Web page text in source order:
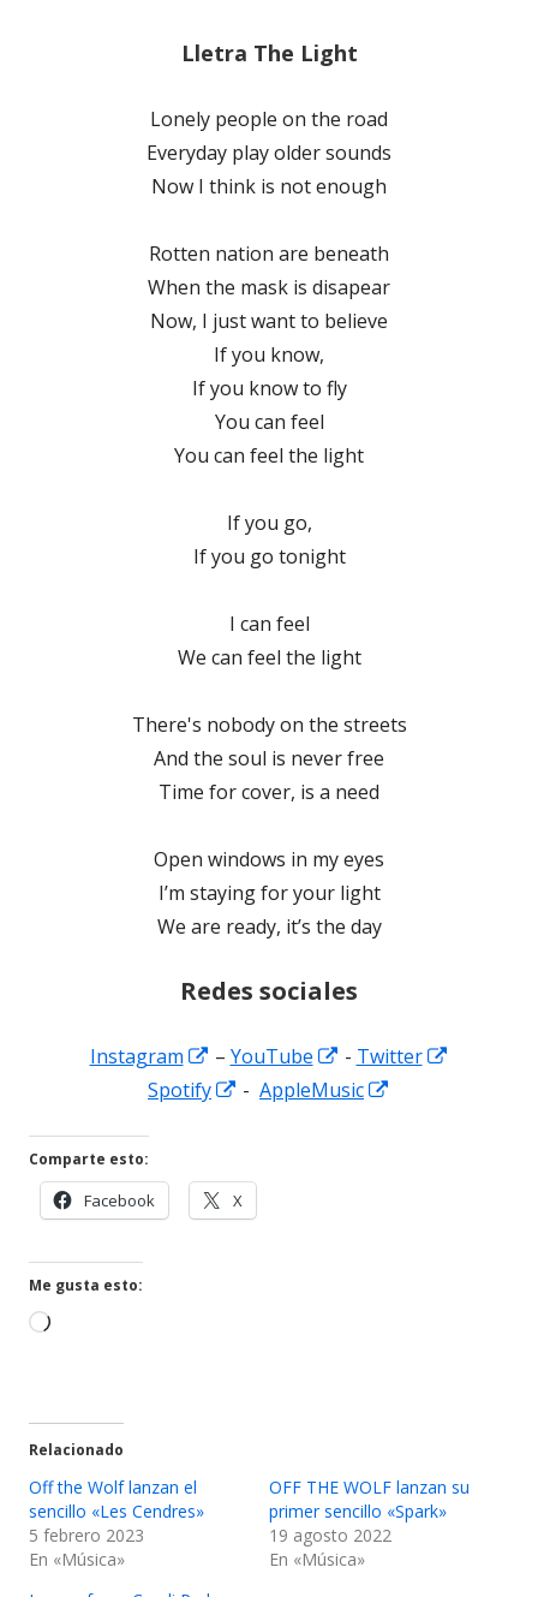
Lletra The Light
Lonely people on the road
Everyday play older sounds
Now I think is not enough
Rotten nation are beneath
When the mask is disapear
Now, I just want to believe
If you know,
If you know to fly
You can feel
You can feel the light
If you go,
If you go tonight
I can feel
We can feel the light
There's nobody on the streets
And the soul is never free
Time for cover, is a need
Open windows in my eyes
I’m staying for your light
We are ready, it’s the day
Redes sociales
Instagram
Abrir
en
nueva
– YouTube
Abrir
en
- Twitter
Spotify
Abrir
ventana
nueva
- AppleMusic
Comparte esto:
Facebook
en
X
en
Me gusta esto:
Cargando...
Relacionado
Off the Wolf lanzan el
sencillo «Les Cendres»
5 febrero 2023
En «Música»
OFF THE WOLF lanzan su
primer sencillo «Spark»
19 agosto 2022
En «Música»